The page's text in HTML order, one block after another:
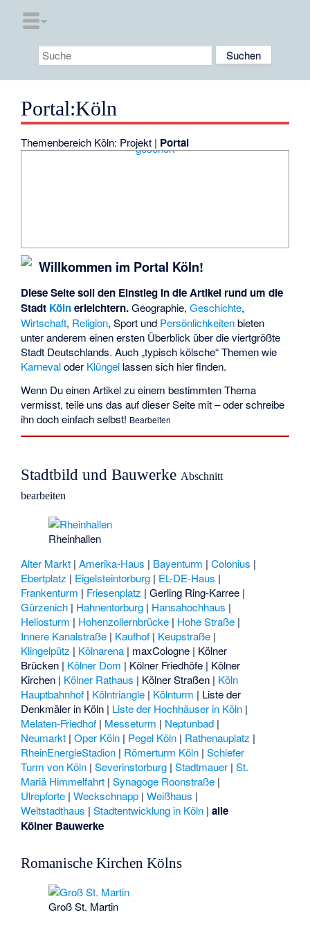
Portal:Köln
Themenbereich Köln: Projekt | Portal
Willkommen im Portal Köln!
Diese Seite soll den Einstieg in die Artikel rund um die
Stadt Kölnerleichtern.Geographie,Geschichte,
Wirtschaft, Religion, Sport und Persönlichkeitenbieten
unter anderem einen ersten Überblick über die viertgrößte
Stadt Deutschlands. Auch „typisch kölsche“ Themen wie
Karnevaloder Klüngel lassen sich hier finden.
Wenn Du einen Artikel zu einem bestimmten Thema
vermisst, teile uns dasauf dieser Seite mit – oder schreibe
ihn doch einfach selbst! Bearbeiten
Stadtbild und BauwerkeAbschnitt
bearbeiten
Rheinhallen
Alter Markt |Amerika-Haus | Bayenturm |Colonius |
Ebertplatz | Eigelsteintorburg | EL-DE-Haus |
Frankenturm | Friesenplatz |Gerling Ring-Karree |
Gürzenich | Hahnentorburg | Hansahochhaus |
Heliosturm | Hohenzollernbrücke | Hohe Straße |
Innere Kanalstraße | Kaufhof | Keupstraße |
Klingelpütz | Kölnarena | maxCologne | Kölner
Brücken | Kölner Dom | Kölner Friedhöfe | Kölner
Kirchen | Kölner Rathaus | Kölner Straßen | Köln
Hauptbahnhof | Kölntriangle | Kölnturm | Liste der
Denkmäler in Köln | Liste der Hochhäuser in Köln |
Melaten-Friedhof | Messeturm | Neptunbad |
Neumarkt |Oper Köln | Pegel Köln | Rathenauplatz |
RheinEnergieStadion | Römerturm Köln |Schiefer
Turm von Köln |Severinstorburg |Stadtmauer |St.
Mariä Himmelfahrt |Synagoge Roonstraße |
Ulrepforte |Weckschnapp |Weißhaus |
Weltstadthaus |Stadtentwicklung in Köln |alle
Kölner Bauwerke
Romanische Kirchen Kölns
Groß St. Martin